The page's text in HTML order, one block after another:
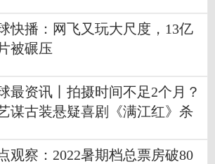
快播：网飞又玩大尺度，13亿
被碾压
最资讯丨拍摄时间不足2个月？
谋古装悬疑喜剧《满江红》杀
观察：2022暑期档总票房破80